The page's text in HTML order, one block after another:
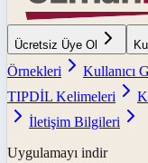
Ücretsiz Üye Ol
Örnekleri
Kullanıcı
TIPDİL Kelimeleri
İletişim Bilgileri
Uygulamayı indir